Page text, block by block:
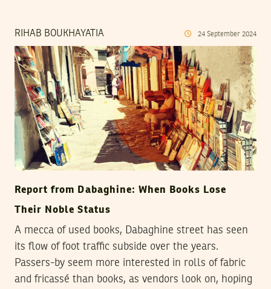
RIHAB BOUKHAYATIA 24 September 2024
Report from Dabaghine: When Books Lose
Their Noble Status
A mecca of used books, Dabaghine street has seen
its flow of foot traffic subside over the years.
Passers-by seem more interested in rolls of fabric
and fricassé than books, as vendors look on, hoping